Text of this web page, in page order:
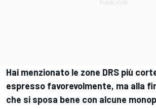
Hai menzionato le zone DRS più
espresso favorevolmente, ma alla
che si sposa bene con alcune